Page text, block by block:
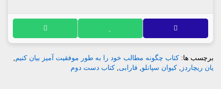
برچسب ها: کتاب چگونه مطالب خود را به طور موفقیت آمیز بیان کنیم,
یان ریچاردز , کیوان سپانلو, فارابی, کتاب دست دوم